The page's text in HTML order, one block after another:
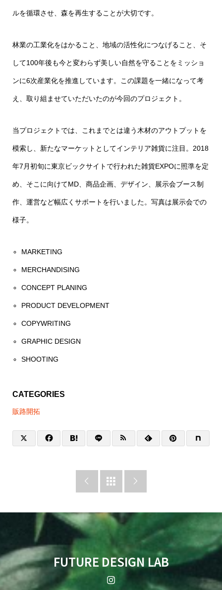
ルを循環させ、森を再生することが大切です。
林業の工業化をはかること、地域の活性化につなげること、そ
して100年後も今と変わらず美しい自然を守ることをミッショ
ンに6次産業化を推進しています。この課題を一緒になって考
え、取り組ませていただいたのが今回のプロジェクト。
当プロジェクトでは、これまでとは違う木材のアウトプットを
模索し、新たなマーケットとしてインテリア雑貨に注目。2018
年7月初旬に東京ビックサイトで行われた雑貨EXPOに照準を定
め、そこに向けてMD、商品企画、デザイン、展示会ブース制
作、運営など幅広くサポートを行いました。写真は展示会での
様子。
MARKETING
MERCHANDISING
CONCEPT PLANING
PRODUCT DEVELOPMENT
COPYWRITING
GRAPHIC DESIGN
SHOOTING
CATEGORIES
販路開拓
  
FUTURE DESIGN LAB